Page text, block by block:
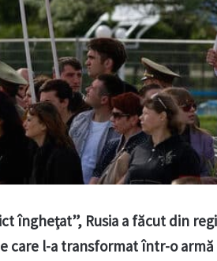
îngheţat”, Rusia a făcut din
care l-a transformat într-o